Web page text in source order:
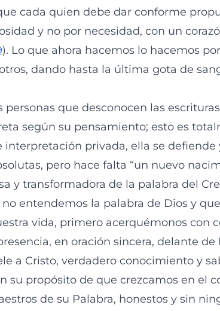
cada quien debe dar conforme
y no por necesidad, con un
). Lo que ahora hacemos lo hacemos
dando hasta la última gota de
personas que desconocen las
según su pensamiento; esto es
interpretación privada, ella se
pero hace falta “un nuevo
y transformadora de la palabra del
entendemos la palabra de Dios y
vida, primero acerquémonos con
en oración sincera, delante
a Cristo, verdadero conocimiento y
su propósito de que crezcamos en el
de su Palabra, honestos y sin